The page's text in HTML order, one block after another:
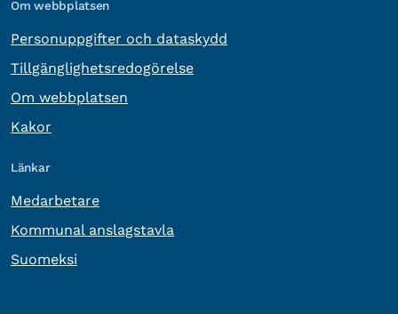
Om webbplatsen
Personuppgifter och dataskydd
Tillgänglighetsredogörelse
Om webbplatsen
Kakor
Länkar
Medarbetare
Kommunal anslagstavla
Suomeksi